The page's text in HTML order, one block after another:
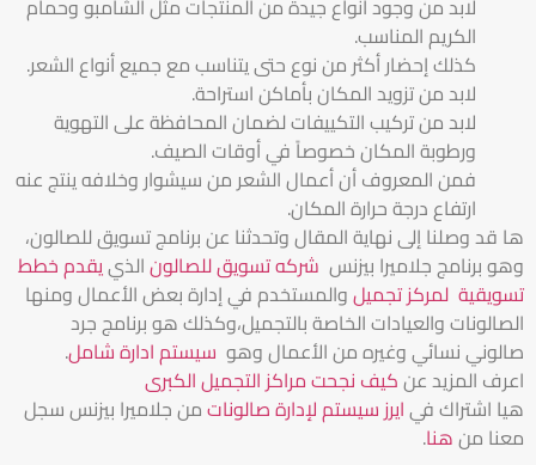
الكريم المناسب.
كذلك إحضار أكثر من نوع حتى يتناسب مع جميع أنواع الشعر.
لابد من تزويد المكان بأماكن استراحة.
لابد من تركيب التكييفات لضمان المحافظة على التهوية
ورطوبة المكان خصوصاً في أوقات الصيف.
فمن المعروف أن أعمال الشعر من سيشوار وخلافه ينتج عنه
ارتفاع درجة حرارة المكان.
ها قد وصلنا إلى نهاية المقال وتحدثنا عن برنامج تسويق للصالون،
وهو برنامج جلاميرا بيزنس شركه تسويق للصالونالذييقدم خطط
تسويقية لمركز تجميلوالمستخدم في إدارة بعض الأعمال ومنها
الصالونات والعيادات الخاصة بالتجميل،وكذلك هو برنامج جرد
صالوني نسائي وغيره من الأعمال وهو سيستم ادارة شامل.
اعرف المزيد عنكيف نجحت مراكز التجميل الكبرى
هيا اشتراك فيايرز سيستم لإدارة صالوناتمن جلاميرا بيزنس سجل
معنا منهنا.